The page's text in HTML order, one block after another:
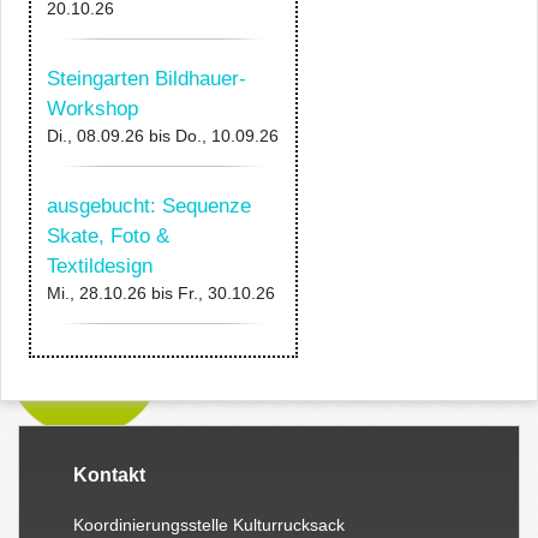
20.10.26
Steingarten Bildhauer-
Workshop
Di., 08.09.26 bis Do., 10.09.26
ausgebucht: Sequenze
Skate, Foto &
Textildesign
Mi., 28.10.26 bis Fr., 30.10.26
Kontakt
Koordinierungsstelle Kulturrucksack